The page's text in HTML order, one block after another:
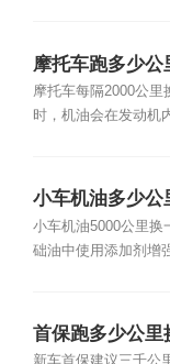
摩托车跑多少公
摩托车每隔2000公里
时，机油会在发动机
小车机油多少公
小车机油5000公里换
础油中使用添加剂增
首保跑多少公里